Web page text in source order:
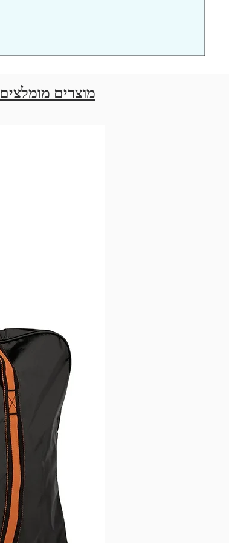
מוצרים מומלצים